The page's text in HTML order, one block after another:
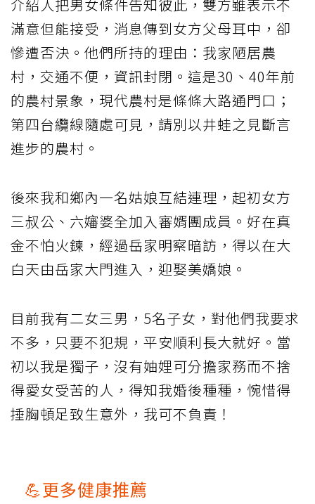
介紹人把男女條件告知彼此，雙方雖表示不
滿意但能接受，消息傳到女方父母耳中，卻
慘遭否決。他們所持的理由：我家陋居農
村，交通不便，資訊封閉。這是30、40年前
的農村景象，現代農村是條條大路通門口；
第四台纜線隨處可見，請別以井蛙之見斷言
進步的農村。
後來我和鄉內一名姑娘互結連理，起初女方
三叔公、六嬸婆全加入審婿團成員。好在真
金不怕火鍊，經過岳家明察暗訪，得以在大
白天由岳家大門進入，迎娶美嬌娘。
目前我有二女三男，5名子女，對他們我要求
不多，只要不犯規，平安順利長大就好。當
初以我是獨子，沒有妯娌可分擔家務而不捨
得愛女受苦的人，得知我婚後種種，惋惜得
捶胸頓足致生意外，我可不負責！
💪更多健康推薦